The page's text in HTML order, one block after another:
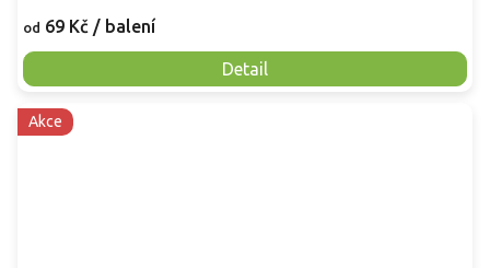
od 69 Kč / balení
Detail
Akce